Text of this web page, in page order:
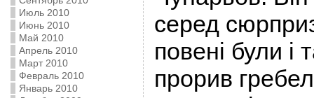
Июль 2010
Июнь 2010
Май 2010
Апрель 2010
Март 2010
Февраль 2010
Январь 2010
серед
повені були і
прорив